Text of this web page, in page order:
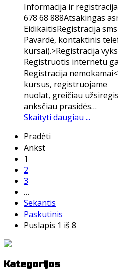
Informacija ir
678 68 888Atsakingas
EidikaitisRegistracija
Pavardė, kontaktinis
kursai).>Registracija
Registruotis internetu
Registracija
kursus, registruojame
nuolat, greičiau
anksčiau prasidės…
Skaityti daugiau ...
Pradėti
Ankst
1
2
3
…
Sekantis
Paskutinis
Puslapis 1 iš 8
Kategorijos